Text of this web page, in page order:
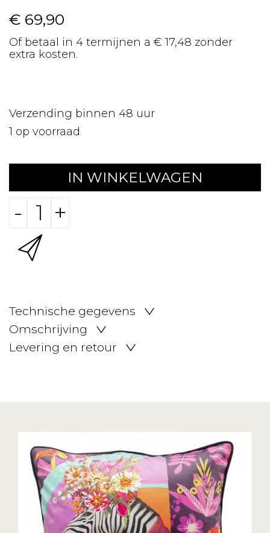
€ 69,90
Of betaal in 4 termijnen a € 17,48 zonder
extra kosten.
Verzending binnen 48 uur
1 op voorraad
IN WINKELWAGEN
- +
Technische gegevens
Omschrijving
Levering en retour